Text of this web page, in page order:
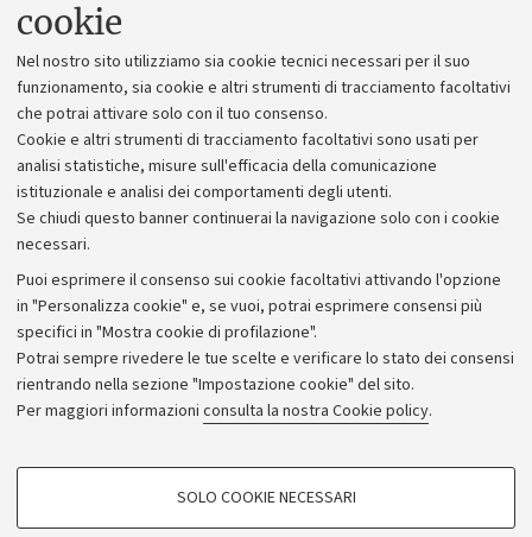
cookie
Nel nostro sito utilizziamo sia cookie tecnici necessari per il suo
funzionamento, sia cookie e altri strumenti di tracciamento facoltativi
che potrai attivare solo con il tuo consenso.
Cookie e altri strumenti di tracciamento facoltativi sono usati per
analisi statistiche, misure sull'efficacia della comunicazione
istituzionale e analisi dei comportamenti degli utenti.
Se chiudi questo banner continuerai la navigazione solo con i cookie
necessari.
Puoi esprimere il consenso sui cookie facoltativi attivando l'opzione
in "Personalizza cookie" e, se vuoi, potrai esprimere consensi più
specifici in "Mostra cookie di profilazione".
Potrai sempre rivedere le tue scelte e verificare lo stato dei consensi
rientrando nella sezione "Impostazione cookie" del sito.
Per maggiori informazioni consulta la nostra Cookie policy.
COOKIE DI PROFILAZIONE - FACOLTATIVI
SOLO COOKIE NECESSARI
Alumni community
Piano strategico
Bilanci
Donazioni e 5x1000
Bandi, gare e concorsi
Albo online
Amministrazione trasparente
Atti di notifica
Informazioni sul sito e accessibilità
Dichiarazione di accessibilità
Privacy e note legali